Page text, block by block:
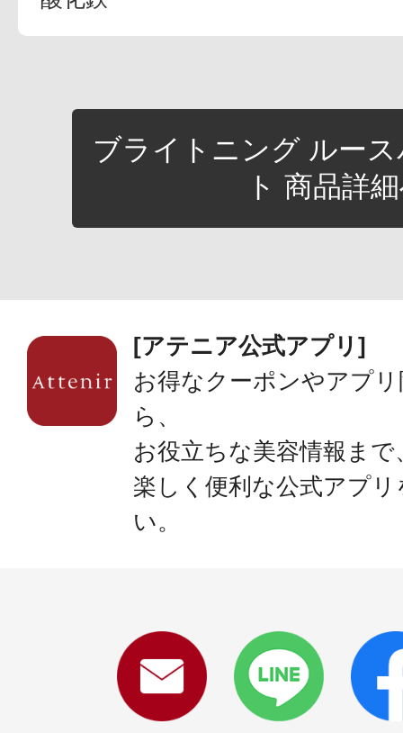
ブライトニング ルー
ト 商品詳
[アテニア公式アプリ]
お得なクーポンやアプ
ら、
お役立ちな美容情報まで
楽しく便利な公式アプ
い。